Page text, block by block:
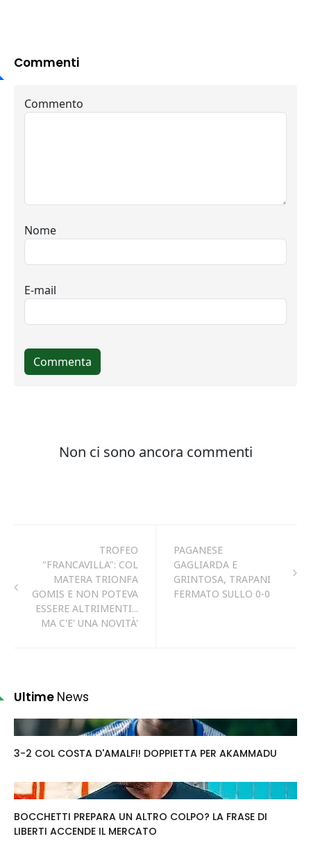
Commenti
TROFEO
"FRANCAVILLA": COL
MATERA TRIONFA
GOMIS E NON POTEVA
ESSERE ALTRIMENTI...
MA C'E' UNA NOVITÀ'
PAGANESE
GAGLIARDA E
GRINTOSA, TRAPANI
FERMATO SULLO 0-0
Ultime News
3-2 COL COSTA D'AMALFI! DOPPIETTA PER AKAMMADU
BOCCHETTI PREPARA UN ALTRO COLPO? LA FRASE DI
LIBERTI ACCENDE IL MERCATO